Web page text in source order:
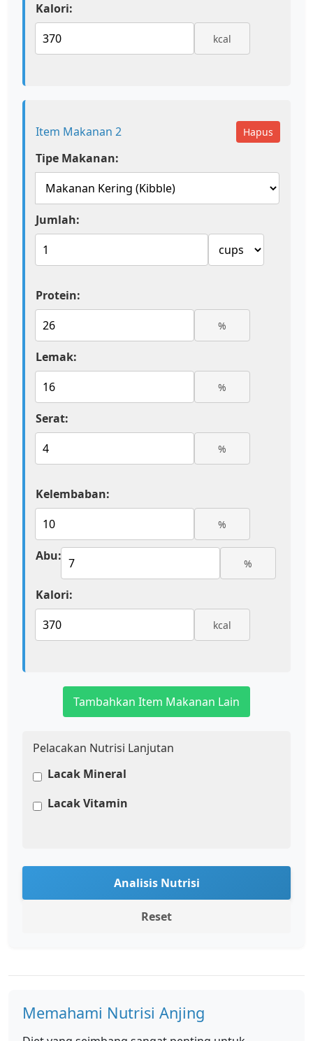
Kalori:
kcal
Item Makanan 2 Hapus
Tipe Makanan:
Jumlah:
Protein:
%
Lemak:
%
Serat:
%
Kelembaban:
%
Abu: %
Kalori:
kcal
Tambahkan Item Makanan Lain
Pelacakan Nutrisi Lanjutan
Lacak Mineral
Lacak Vitamin
Analisis Nutrisi
Reset
Memahami Nutrisi Anjing